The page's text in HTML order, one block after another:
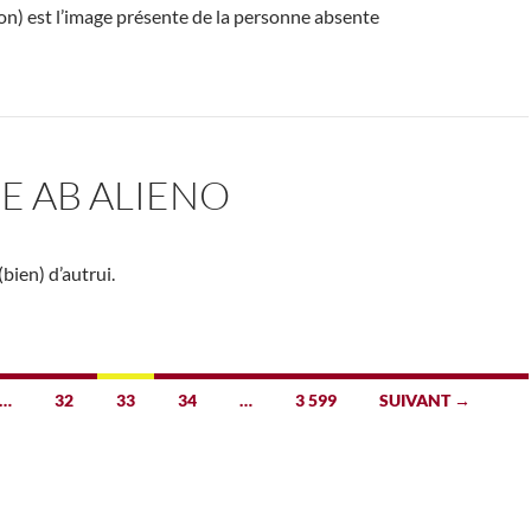
est l’image présente de la personne absente
AB ALIENO
d’autrui.
… 32 33 34 … 3 599 SUIVANT →